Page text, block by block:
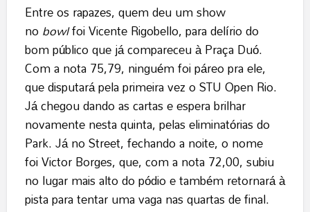
Entre os rapazes, quem deu um show
no bowlfoi Vicente Rigobello, para delírio do
bom público que já compareceu à Praça Duó.
Com a nota 75,79, ninguém foi páreo pra ele,
que disputará pela primeira vez o STU Open Rio.
Já chegou dando as cartas e espera brilhar
novamente nesta quinta, pelas eliminatórias do
Park. Já no Street, fechando a noite, o nome
foi Victor Borges, que, com a nota 72,00, subiu
no lugar mais alto do pódio e também retornará à
pista para tentar uma vaga nas quartas de final.